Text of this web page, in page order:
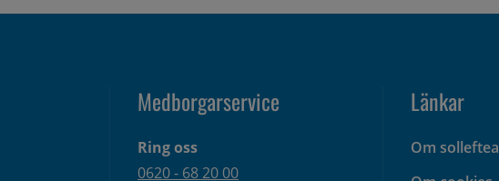
Medborgarservice
Ring oss
0620 - 68 20 00
Länkar
Om